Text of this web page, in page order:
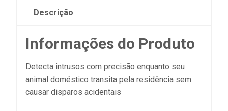
Descrição
Informações do Produto
Detecta intrusos com precisão enquanto seu
animal doméstico transita pela residência sem
causar disparos acidentais